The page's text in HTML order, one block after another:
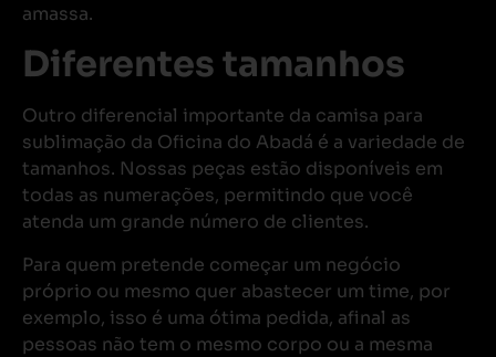
amassa.
Diferentes tamanhos
Outro diferencial importante da camisa para
sublimação da Oficina do Abadá é a variedade de
tamanhos. Nossas peças estão disponíveis em
todas as numerações, permitindo que você
atenda um grande número de clientes.
Para quem pretende começar um negócio
próprio ou mesmo quer abastecer um time, por
exemplo, isso é uma ótima pedida, afinal as
pessoas não tem o mesmo corpo ou a mesma